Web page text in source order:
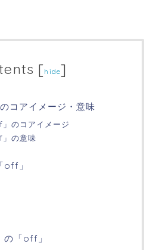
[hide]
コアイメージ・意味
のコアイメージ
の意味
off」
の「off」